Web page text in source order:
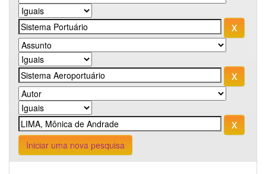
Iniciar uma nova pesquisa